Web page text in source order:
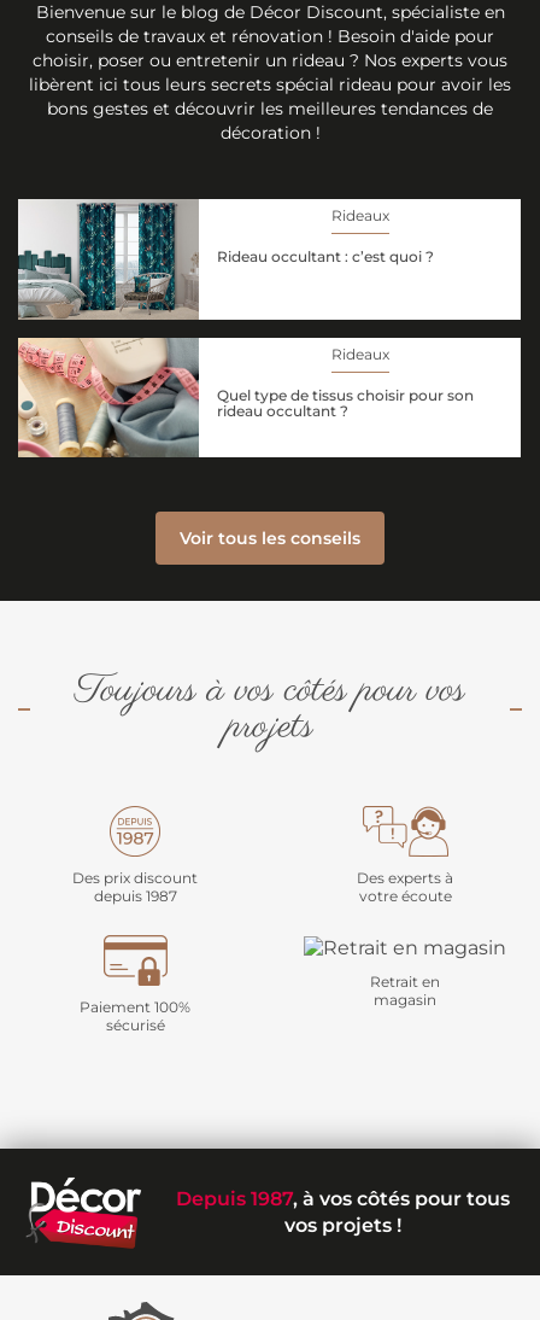
Bienvenue sur le blog de Décor Discount, spécialiste en
conseils de travaux et rénovation ! Besoin d'aide pour
choisir, poser ou entretenir un rideau ? Nos experts vous
libèrent ici tous leurs secrets spécial rideau pour avoir les
bons gestes et découvrir les meilleures tendances de
décoration !
Rideaux
Rideau occultant : c’est quoi ?
Rideaux
Quel type de tissus choisir pour son
rideau occultant ?
Voir tous les conseils
Toujours à vos côtés pour vos
projets
Des prix discount
depuis 1987
Des experts à
votre écoute
Paiement 100%
sécurisé
Retrait en
magasin
Depuis 1987, à vos côtés pour tous
vos projets !